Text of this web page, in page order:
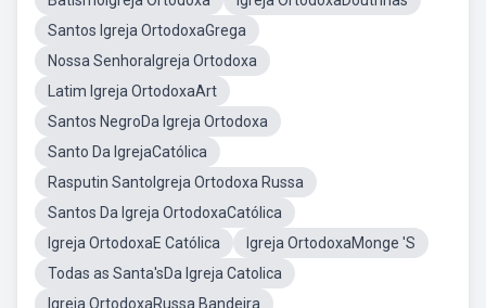
Santos Igreja OrtodoxaGrega
Nossa SenhoraIgreja Ortodoxa
Latim Igreja OrtodoxaArt
Santos NegroDa Igreja Ortodoxa
Santo Da IgrejaCatólica
Rasputin SantoIgreja Ortodoxa Russa
Santos Da Igreja OrtodoxaCatólica
Igreja OrtodoxaE Católica
Igreja OrtodoxaMonge 'S
Todas as Santa'sDa Igreja Catolica
Igreja OrtodoxaRussa Bandeira